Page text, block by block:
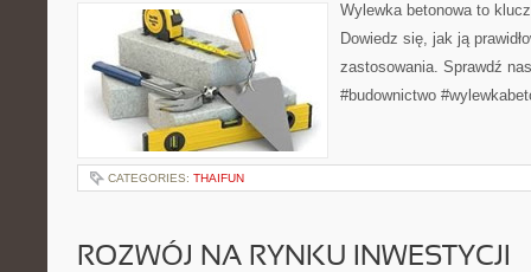
Wylewka betonowa to
Dowiedz się, jak ją
zastosowania. Sprawdź
#budownictwo
CATEGORIES: THAIFUN
ROZWÓJ NA RYNKU INWESTYCJI